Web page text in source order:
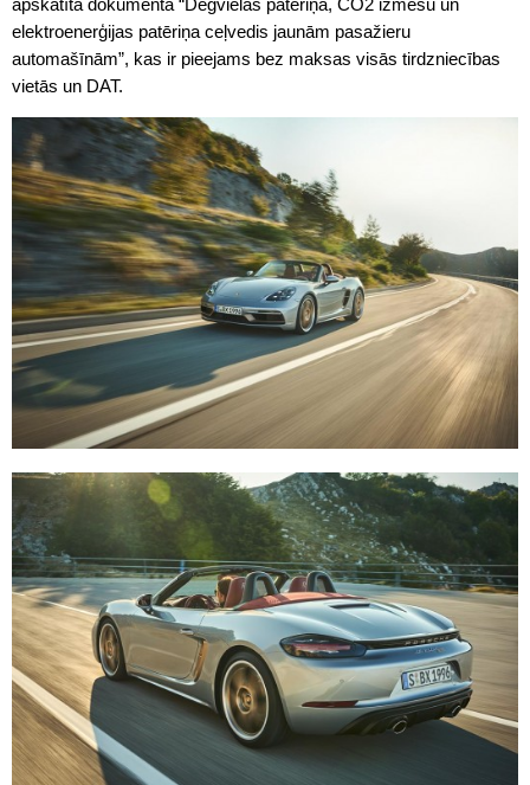
elektroenerģijas patēriņa ceļvedis jaunām pasažieru
automašīnām”, kas ir pieejams bez maksas visās tirdzniecības
vietās un DAT.